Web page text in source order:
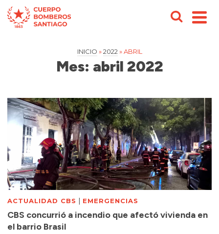
INICIO » 2022 » ABRIL
Mes: abril 2022
ACTUALIDAD CBS | EMERGENCIAS
CBS concurrió a incendio que afectó vivienda en
el barrio Brasil